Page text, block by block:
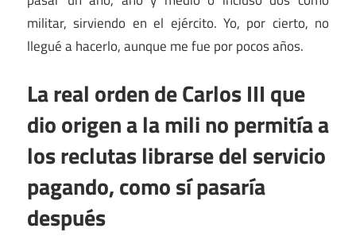
militar, sirviendo en el ejército. Yo, por cierto, no
llegué a hacerlo, aunque me fue por pocos años.
La real orden de Carlos III que
dio origen a la mili no permitía a
los reclutas librarse del servicio
pagando, como sí pasaría
después